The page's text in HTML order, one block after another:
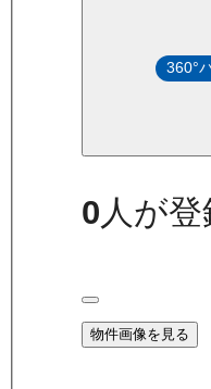
360°
0人が
物件画像を見る